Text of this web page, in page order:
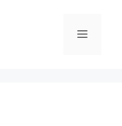
Menú